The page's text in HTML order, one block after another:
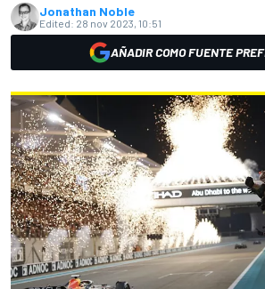
Jonathan Noble
Edited: 28 nov 2023, 10:51
AÑADIR COMO FUENTE